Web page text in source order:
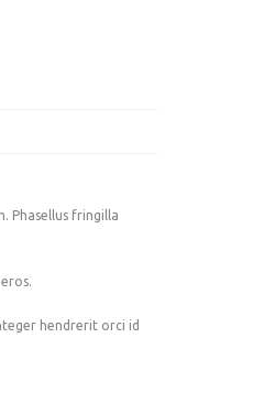
Phasellus fringilla
hendrerit orci id